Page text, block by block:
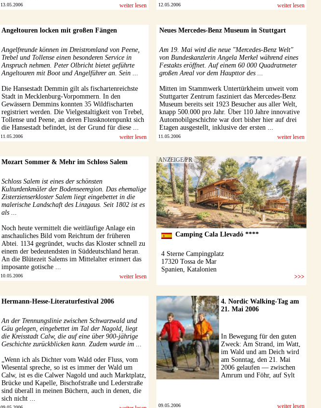
13.05.2006 weiter lesen 12.05.2006 weiter lesen
Angeltouren locken mit großen Fängen
Angelfreunde können im Dreistromland von Peene,
Trebel und Tollense einen besonderen Service in
Anspruch nehmen. Peter Olbricht bietet geführte
Angeltouren mit Boot und Angelführer an. Sein ...
Die Hansestadt Demmin gilt als fischartenreichste
Stadt in Mecklenburg-Vorpommern. In den
Gewässern Demmins konnten 35 Wildfischarten
registriert werden. Die Vielgestaltigkeit von Trebel,
Tollense und Peene, an deren Flussknotenpunkt sich
die Hansestadt befindet, ist der Grund für diese ...
11.05.2006 weiter lesen
Neues Mercedes-Benz Museum in Stuttgart
Am 19. Mai wird die neue "Mercedes-Benz Welt"
von Bundeskanzlerin Angela Merkel während eines
Festakts eröffnet. Auf einem 60 000 Quadratmeter
großen Areal vor dem Haupttor des ...
Mitten im Stammwerk Untertürkheim unweit vom
Stuttgarter Zentrum fasziniert das Mercedes-Benz
Museum bereits seit 1923 Besucher aus aller Welt,
knapp 500.000 pro Jahr. Über 110 Jahre innovative
Automobilgeschichte war dort bisher hier auf drei
Etagen ausgestellt, inklusive der ersten ...
11.05.2006 weiter lesen
Mozart Sommer & Mehr im Schloss Salem
Schloss Salem ist eines der schönsten
Kulturdenkmäler der Bodenseeregion. Das ehemalige
Zisterzienserkloster Salem liegt eingebettet in die
malerische Landschaft des Linzgaus. Seit 1802 ist es
als ...
Noch heute vermittelt die weitläufige Anlage ein
anschauliches Bild vom Reichtum der früheren
Abtei. 1134 gegründet, wuchs das Kloster schnell zu
einem der bedeutendsten in Süddeutschland heran.
An die Blütezeit Salems im Mittelalter erinnert das
imposante gotische ...
10.05.2006 weiter lesen
Hermann-Hesse-Literaturfestival 2006
An der Trennungslinie zwischen Schwarzwald und
Gäu gelegen, eingebettet im Tal der Nagold, liegt
die Kreisstadt Calw, die auf eine über 900-jährige
Geschichte zurückblicken kann. Zudem wurde im ...
„Wenn ich als Dichter vom Wald oder Fluss, vom
Wiesental spreche, so ist es immer der Wald um
Calw, ist es die Calwer Nagold und auch Marktplatz,
Brücke und Kapelle, Bischofstraße und Lederstraße
sind überall in meinen Büchern, auch in denen, die
sich nicht ...
4. Nordic Walking-Tag am
21. Mai 2006
In Bewegung für den guten
Zweck: Am Strand, im Watt,
im Wald und am Deich wird
am Sonntag, den 21. Mai
2006 gelaufen — zwischen
Amrum und Föhr, auf Sylt
09.05.2006 weiter lesen